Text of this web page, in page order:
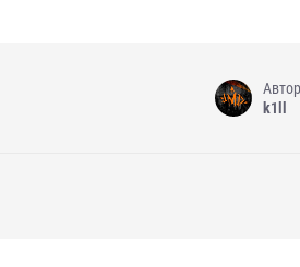
Автор
k1ll